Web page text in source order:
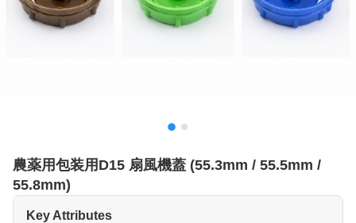
農薬用包装用D15 扇風機蓋 (55.3mm / 55.5mm /
55.8mm)
Key Attributes